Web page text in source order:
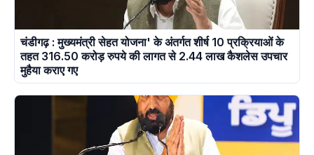
चंडीगढ़ : मुख्यमंत्री सेहत योजना' के अंतर्गत शीर्ष 10 प्रक्रियाओं के
तहत 316.50 करोड़ रुपये की लागत से 2.44 लाख कैशलेस उपचार
मुहैया कराए गए